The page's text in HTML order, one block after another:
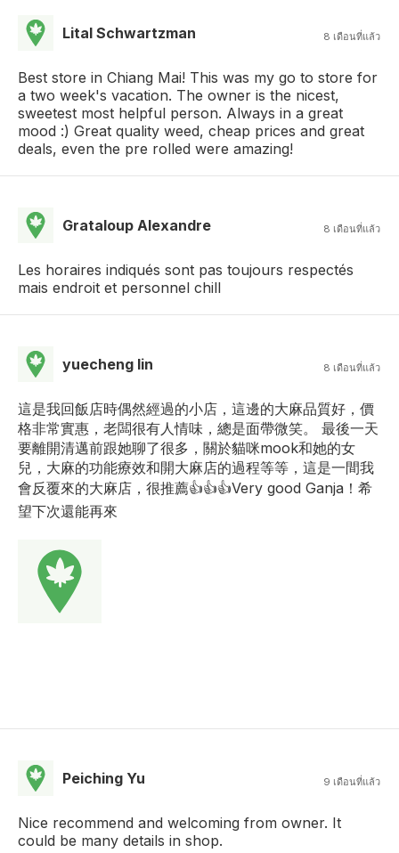
Lital Schwartzman 8 เดือนที่แล้ว
Best store in Chiang Mai! This was my go to store for
a two week's vacation. The owner is the nicest,
sweetest most helpful person. Always in a great
mood :) Great quality weed, cheap prices and great
deals, even the pre rolled were amazing!
Grataloup Alexandre 8 เดือนที่แล้ว
Les horaires indiqués sont pas toujours respectés
mais endroit et personnel chill
yuecheng lin 8 เดือนที่แล้ว
這是我回飯店時偶然經過的小店，這邊的大麻品質好，價
格非常實惠，老闆很有人情味，總是面帶微笑。 最後一天
要離開清邁前跟她聊了很多，關於貓咪mook和她的女
兒，大麻的功能療效和開大麻店的過程等等，這是一間我
會反覆來的大麻店，很推薦👍👍👍Very good Ganja！希
望下次還能再來
Peiching Yu 9 เดือนที่แล้ว
Nice recommend and welcoming from owner. It
could be many details in shop.